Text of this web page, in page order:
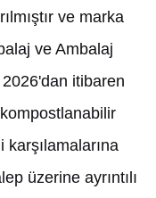
ve marka
ve Ambalaj
itibaren
üzerine ayrıntılı